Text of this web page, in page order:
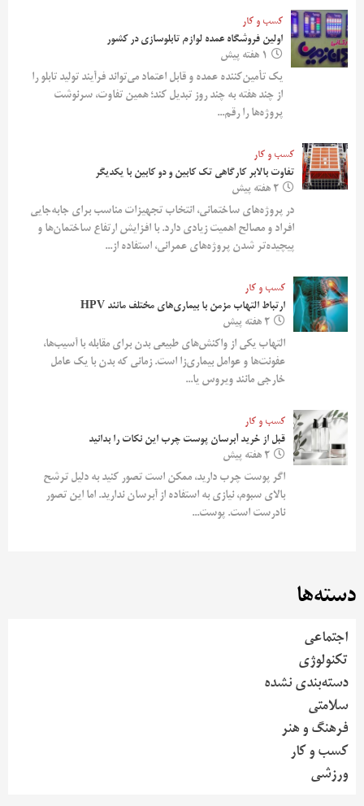
کسب و کار
اولین فروشگاه عمده لوازم تابلوسازی در کشور
1 هفته پیش
یک تأمین‌کننده عمده و قابل اعتماد می‌تواند فرآیند تولید تابلو را
از چند هفته به چند روز تبدیل کند؛ همین تفاوت، سرنوشت
پروژه‌ها را رقم...
کسب و کار
تفاوت بالابر کارگاهی تک کابین و دو کابین با یکدیگر
2 هفته پیش
در پروژه‌های ساختمانی، انتخاب تجهیزات مناسب برای جابه‌جایی
افراد و مصالح اهمیت زیادی دارد. با افزایش ارتفاع ساختمان‌ها و
پیچیده‌تر شدن پروژه‌های عمرانی، استفاده از...
کسب و کار
ارتباط التهاب مزمن با بیماری‌های مختلف مانند HPV
2 هفته پیش
التهاب یکی از واکنش‌های طبیعی بدن برای مقابله با آسیب‌ها،
عفونت‌ها و عوامل بیماری‌زا است. زمانی که بدن با یک عامل
خارجی مانند ویروس یا...
کسب و کار
قبل از خرید آبرسان پوست چرب این نکات را بدانید
2 هفته پیش
اگر پوست چرب دارید، ممکن است تصور کنید به دلیل ترشح
بالای سبوم، نیازی به استفاده از آبرسان ندارید. اما این تصور
نادرست است. پوست...
دسته‌ها
اجتماعی
تکنولوژی
دسته‌بندی نشده
سلامتی
فرهنگ و هنر
کسب و کار
ورزشی